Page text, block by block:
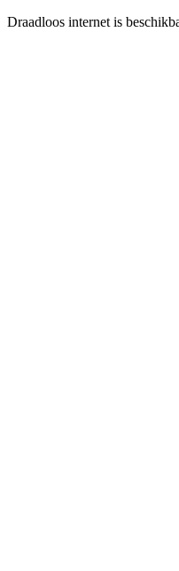
Draadloos internet is